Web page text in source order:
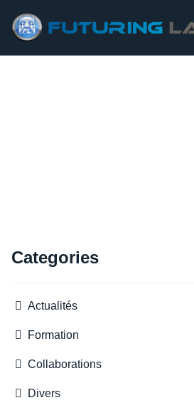
Categories
Actualités
Formation
Collaborations
Divers